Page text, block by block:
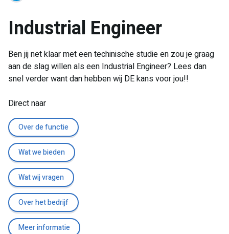
Industrial Engineer
Ben jij net klaar met een techinische studie en zou je graag
aan de slag willen als een Industrial Engineer? Lees dan
snel verder want dan hebben wij DE kans voor jou!!
Direct naar
Over de functie
Wat we bieden
Wat wij vragen
Over het bedrijf
Meer informatie